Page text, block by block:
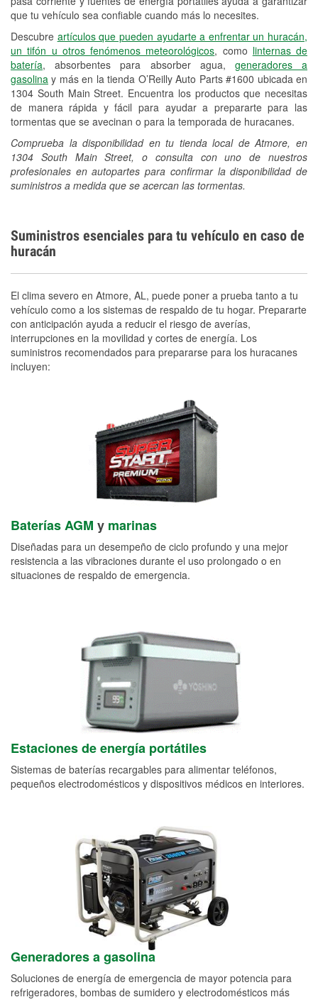
que tu vehículo sea confiable cuando más lo necesites.
Descubre artículos que pueden ayudarte a enfrentar un huracán,
un tifón u otros fenómenos meteorológicos, como linternas de
batería, absorbentes para absorber agua, generadores a
gasolina y más en la tienda O’Reilly Auto Parts #1600 ubicada en
1304 South Main Street. Encuentra los productos que necesitas
de manera rápida y fácil para ayudar a prepararte para las
tormentas que se avecinan o para la temporada de huracanes.
Comprueba la disponibilidad en tu tienda local de Atmore, en
1304 South Main Street, o consulta con uno de nuestros
profesionales en autopartes para confirmar la disponibilidad de
suministros a medida que se acercan las tormentas.
Suministros esenciales para tu vehículo en caso de
huracán
El clima severo en Atmore, AL, puede poner a prueba tanto a tu
vehículo como a los sistemas de respaldo de tu hogar. Prepararte
con anticipación ayuda a reducir el riesgo de averías,
interrupciones en la movilidad y cortes de energía. Los
suministros recomendados para prepararse para los huracanes
incluyen:
Baterías AGM y marinas
Diseñadas para un desempeño de ciclo profundo y una mejor
resistencia a las vibraciones durante el uso prolongado o en
situaciones de respaldo de emergencia.
Estaciones de energía portátiles
Sistemas de baterías recargables para alimentar teléfonos,
pequeños electrodomésticos y dispositivos médicos en interiores.
Generadores a gasolina
Soluciones de energía de emergencia de mayor potencia para
refrigeradores, bombas de sumidero y electrodomésticos más